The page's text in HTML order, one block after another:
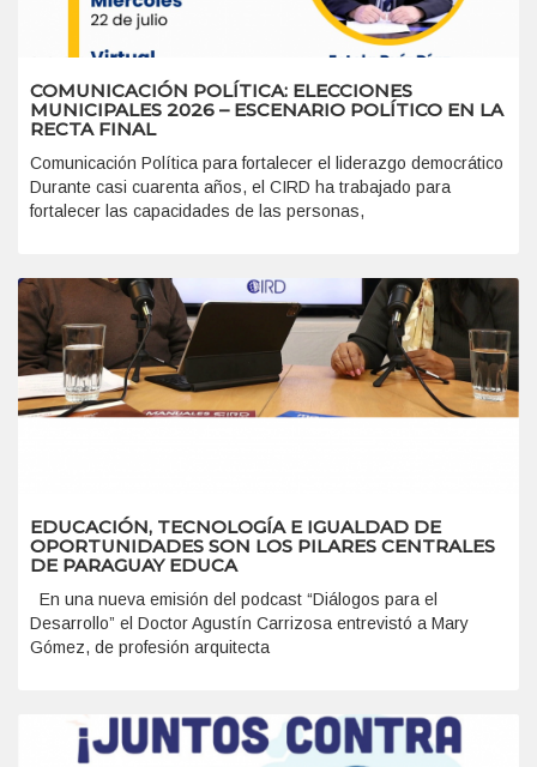
COMUNICACIÓN POLÍTICA: ELECCIONES
MUNICIPALES 2026 – ESCENARIO POLÍTICO EN LA
RECTA FINAL
Comunicación Política para fortalecer el liderazgo democrático
Durante casi cuarenta años, el CIRD ha trabajado para
fortalecer las capacidades de las personas,
EDUCACIÓN, TECNOLOGÍA E IGUALDAD DE
OPORTUNIDADES SON LOS PILARES CENTRALES
DE PARAGUAY EDUCA
En una nueva emisión del podcast “Diálogos para el
Desarrollo” el Doctor Agustín Carrizosa entrevistó a Mary
Gómez, de profesión arquitecta